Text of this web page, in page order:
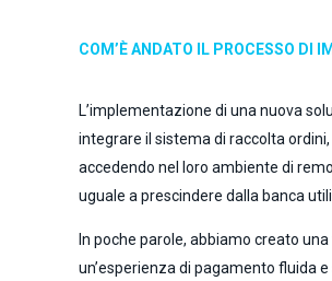
COM’È ANDATO IL PROCESSO DI
L’implementazione di una nuova
integrare il sistema di raccolta
accedendo nel loro ambiente di
uguale a prescindere dalla banca
In poche parole, abbiamo creato
un’esperienza di pagamento fluida